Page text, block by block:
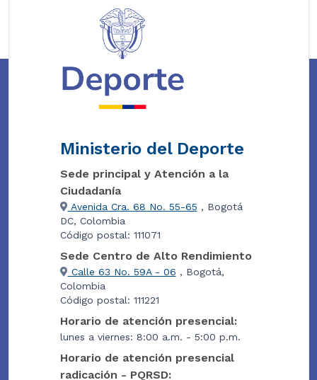
Ministerio del Deporte
Sede principal y Atención a la
Ciudadanía
Avenida Cra. 68 No. 55-65 , Bogotá
DC, Colombia
Código postal: 111071
Sede Centro de Alto Rendimiento
Calle 63 No. 59A - 06 , Bogotá,
Colombia
Código postal: 111221
Horario de atención presencial:
lunes a viernes: 8:00 a.m. - 5:00 p.m.
Horario de atención presencial
radicación - PQRSD: